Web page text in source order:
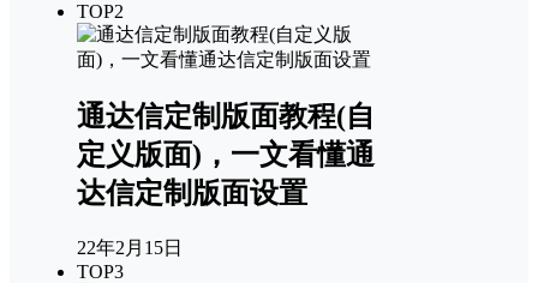
TOP2
通达信定制版面教程(自
定义版面)，一文看懂通
达信定制版面设置
22年2月15日
TOP3